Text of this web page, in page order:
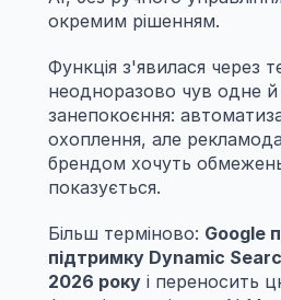
окремим рішенням.
Функція з'явилася через
неодноразово чув одне
занепокоєння:
охоплення, але
брендом хочуть
показується.
Більш терміново: Google
підтримку Dynamic
2026 року і переносить